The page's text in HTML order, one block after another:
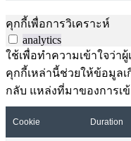
คุกกี้เพื่อการวิเคราะห์
analytics
ใช้เพื่อทำความเข้าใจว่า
คุกกี้เหล่านี้ช่วยให้ข้อมูล
กลับ แหล่งที่มาของการเ
Cookie Duration